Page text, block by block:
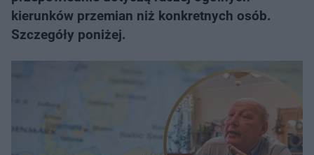
kierunków przemian niż konkretnych osób.
Szczegóły poniżej.